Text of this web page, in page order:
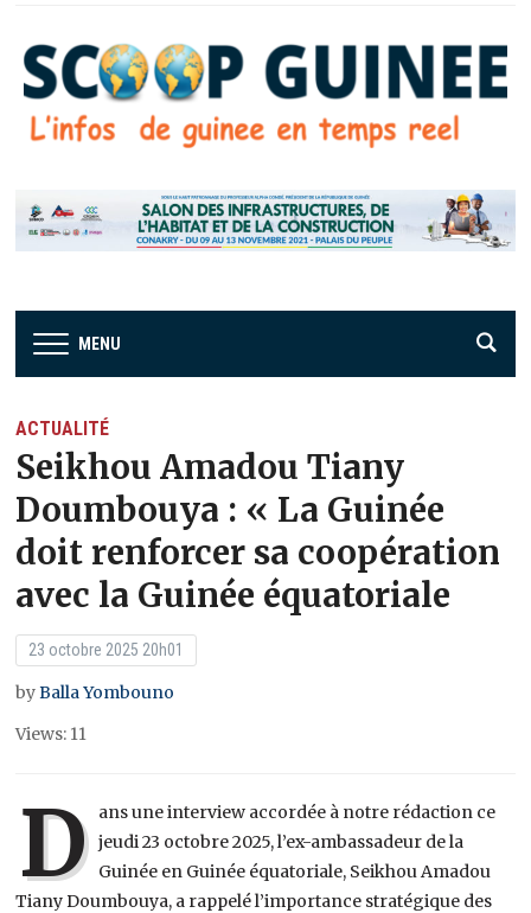
MENU
ACTUALITÉ
Seikhou Amadou Tiany
Doumbouya : « La Guinée
doit renforcer sa coopération
avec la Guinée équatoriale
23 octobre 2025 20h01
byBalla Yombouno
Views: 11
D ans une interview accordée à notre rédaction ce
jeudi 23 octobre 2025, l’ex-ambassadeur de la
Guinée en Guinée équatoriale, Seikhou Amadou
Tiany Doumbouya, a rappelé l’importance stratégique des